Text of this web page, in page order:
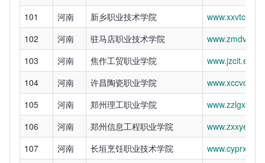
101
河南 新乡职业技术学院
102
河南 驻马店职业技术学院
103
河南 焦作工贸职业学院
104
河南 许昌陶瓷职业学院
www.xccvc.com
105
河南 郑州理工职业学院
www.zzlgxy.net
106
河南 郑州信息工程职业学院
107
河南 长垣烹饪职业技术学院